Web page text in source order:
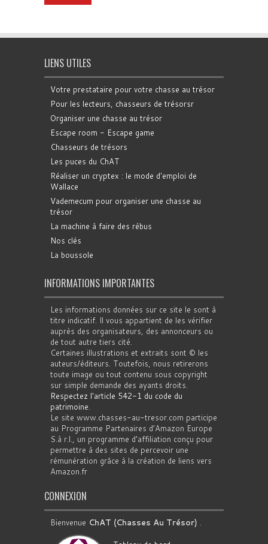
LIENS UTILES
Votre prestataire pour votre chasse au trésor
Pour les lecteurs, chasseurs de trésorsr
Organiser une chasse au trésor
Escape room - Escape game
Chasseurs de trésors
Les puces du ChAT
Réaliser un cryptex : le mode d'emploi de
Wallace
Vademecum pour organiser une chasse au
trésor
La machine à faire des rébus
Nos clés
La boussole
INFORMATIONS IMPORTANTES
Les informations données sur ce site le sont à
titre indicatif. Il vous appartient de les vérifier
auprès des organisateurs, des annonceurs ou
de tout autre tiers cité.
Certaines illustrations et extraits sont © les
auteurs/éditeurs. Toutefois, nous retirerons
toute image ou tout contenu sous copyright
sur simple demande des ayants droits.
Respectez l'article 542-1 du code du
patrimoine.
Le site www.chasses-au-tresor.com participe
au Programme Partenaires d’Amazon Europe
S.à r.l., un programme d’affiliation conçu pour
permettre à des sites de percevoir une
rémunération grâce à la création de liens vers
Amazon.fr
CONNEXION
Bienvenue ChAT (Chasses Au Trésor) .